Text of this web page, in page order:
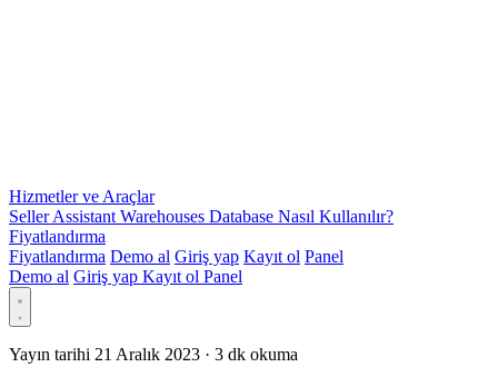
Hizmetler ve Araçlar
Seller Assistant Warehouses Database Nasıl Kullanılır?
Fiyatlandırma
Fiyatlandırma Demo al Giriş yap Kayıt ol Panel
Demo al Giriş yap Kayıt ol Panel
Yayın tarihi 21 Aralık 2023 · 3 dk okuma